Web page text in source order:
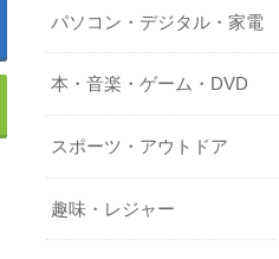
パソコン・デジタル・家電
本・音楽・ゲーム・DVD
スポーツ・アウトドア
趣味・レジャー